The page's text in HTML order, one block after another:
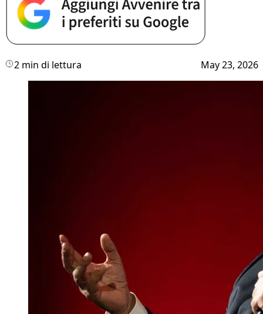
2 min di lettura May 23, 2026